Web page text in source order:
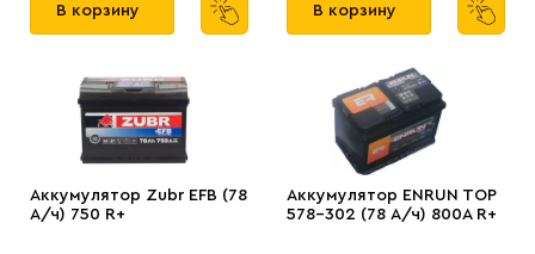
В корзину В корзину
Аккумулятор Zubr EFB (78
А/ч) 750 R+
Аккумулятор ENRUN TOP
578-302 (78 А/ч) 800A R+